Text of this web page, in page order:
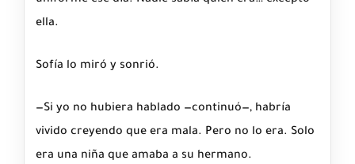
ella.
Sofía lo miró y sonrió.
—Si yo no hubiera hablado —continuó—, habría
vivido creyendo que era mala. Pero no lo era. Solo
era una niña que amaba a su hermano.